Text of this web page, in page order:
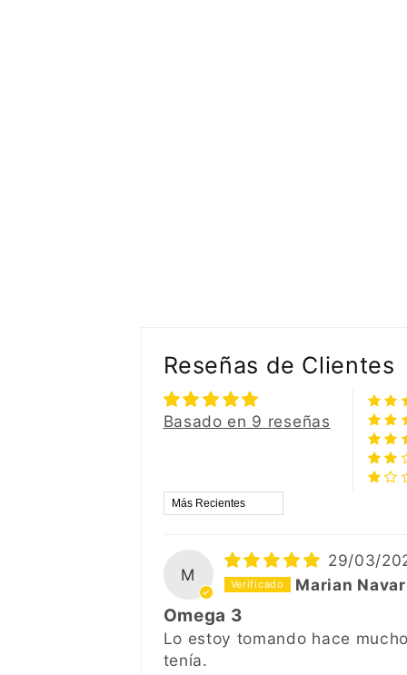
Reseñas de Clientes
Basado en 9 reseñas
Sort by
M
29/03/
Marian
Omega 3
Lo estoy tomando hace
tenía.